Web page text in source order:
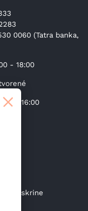
0060 (Tatra banka,
- 18:00
– 16:00